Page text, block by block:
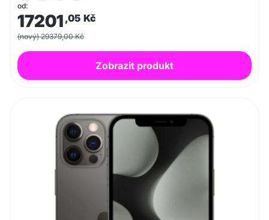
od:
17201 ,05 Kč
(nový) 29379,00 Kč
Zobrazit produkt